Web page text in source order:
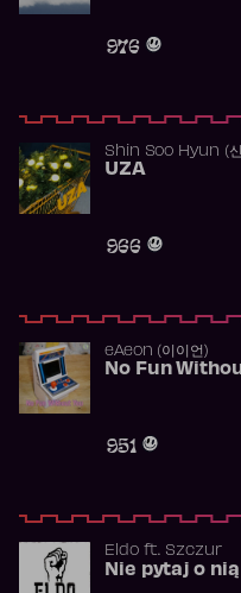
976
Shin Soo Hyun (신
UZA
966
​eAeon (이이언)
No Fun
951
Eldoft. Szczur
Nie pytaj o nią